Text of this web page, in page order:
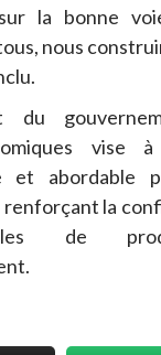
la bonne
nous
du
vise
et abordable
la
de